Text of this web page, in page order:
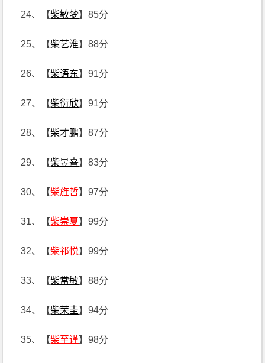
24、【柴敏梦】85分
25、【柴艺淮】88分
26、【柴语东】91分
27、【柴衍欣】91分
28、【柴才鹏】87分
29、【柴昱熹】83分
30、【柴旌哲】97分
31、【柴崇夏】99分
32、【柴祁悦】99分
33、【柴常敏】88分
34、【柴荣圭】94分
35、【柴至谨】98分